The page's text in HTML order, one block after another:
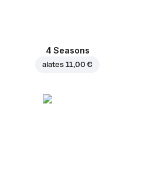
4 Seasons
alates 11,00 €